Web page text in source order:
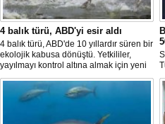
4 balık türü, ABD'yi esir aldı
4 balık türü, ABD'de 10 yıllardır süren bir
ekolojik kabusa dönüştü. Yetkililer,
yayılmayı kontrol altına almak için yeni
projeler geliştirirken, uzmanlar
tamamen yok edilmenin imkansız
olduğunu belirtiyor.